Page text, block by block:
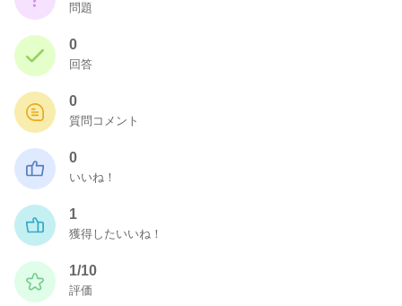
問題
0
回答
0
質問コメント
0
いいね！
1
獲得したいいね！
1/10
評価